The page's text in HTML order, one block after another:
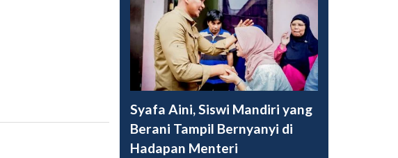
Syafa Aini, Siswi Mandiri yang
Berani Tampil Bernyanyi di
Hadapan Menteri